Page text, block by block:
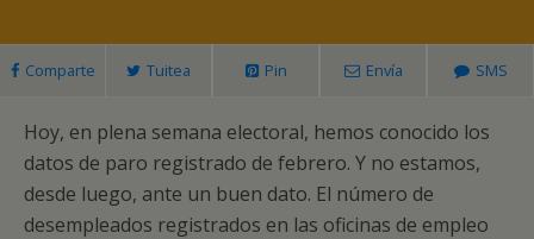
Comparte Tuitea Pin Envía SMS
Hoy, en plena semana electoral, hemos conocido los
datos de paro registrado de febrero. Y no estamos,
desde luego, ante un buen dato. El número de
desempleados registrados en las oficinas de empleo